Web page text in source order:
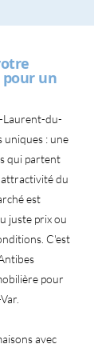
un
Laurent-du-
uniques : une
qui partent
du
est
juste prix ou
C'est
pour
avec